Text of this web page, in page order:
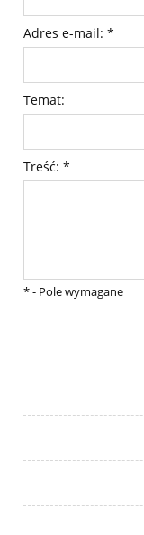
Adres e-mail: *
Temat:
Treść: *
*- Pole wymagane